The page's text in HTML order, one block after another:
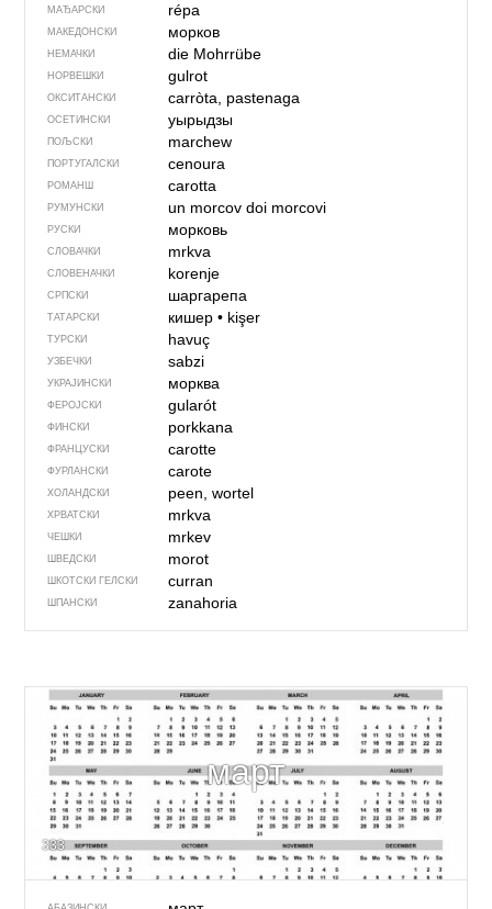
МАЂАРСКИ répa
МАКЕДОНСКИ морков
НЕМАЧКИ die Mohrrübe
НОРВЕШКИ gulrot
ОКСИТАНСКИ carròta, pastenaga
ОСЕТИНСКИ уырыдзы
ПОЉСКИ marchew
ПОРТУГАЛСКИ cenoura
РОМАНШ carotta
РУМУНСКИ un morcovdoi morcovi
РУСКИ морковь
СЛОВАЧКИ mrkva
СЛОВЕНАЧКИ korenje
СРПСКИ шаргарепа
ТАТАРСКИ кишер• kişer
ТУРСКИ havuç
УЗБЕЧКИ sabzi
УКРАЈИНСКИ морква
ФЕРОЈСКИ gularót
ФИНСКИ porkkana
ФРАНЦУСКИ carotte
ФУРЛАНСКИ carote
ХОЛАНДСКИ peen, wortel
ХРВАТСКИ mrkva
ЧЕШКИ mrkev
ШВЕДСКИ morot
ШКОТСКИ ГЕЛСКИ curran
ШПАНСКИ zanahoria
март
333